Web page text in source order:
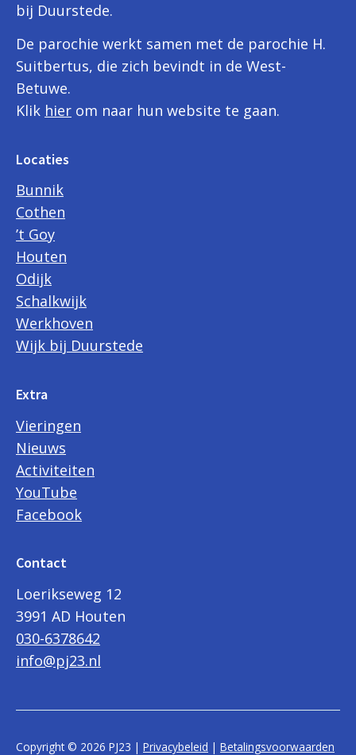
bij Duurstede.
De parochie werkt samen met de parochie H.
Suitbertus, die zich bevindt in de West-
Betuwe.
Klik hier om naar hun website te gaan.
Locaties
Bunnik
Cothen
’t Goy
Houten
Odijk
Schalkwijk
Werkhoven
Wijk bij Duurstede
Extra
Vieringen
Nieuws
Activiteiten
YouTube
Facebook
Contact
Loerikseweg 12
3991 AD Houten
030-6378642
info@pj23.nl
Copyright © 2026 PJ23 | Privacybeleid | Betalingsvoorwaarden